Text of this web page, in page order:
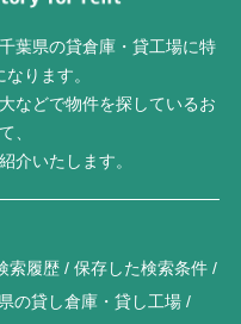
葉県の貸倉庫・貸工場に特
ります。
などで物件を探しているお
、
介いたします。
索履歴
保存した検索条件
の貸し倉庫・貸し工場